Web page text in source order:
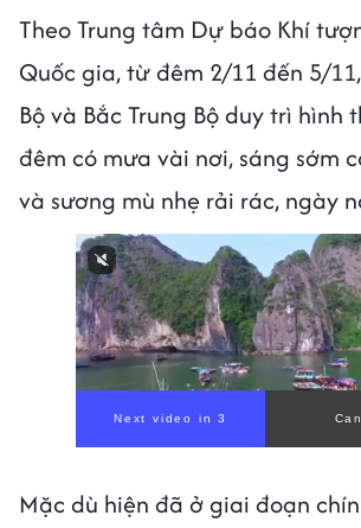
Theo Trung tâm Dự báo Khí
Quốc gia, từ đêm 2/11 đến 5/
Bộ và Bắc Trung Bộ duy trì
đêm có mưa vài nơi, sáng sớm
và sương mù nhẹ rải rác, ngày
Next video in 1
Mặc dù hiện đã ở giai đoạn